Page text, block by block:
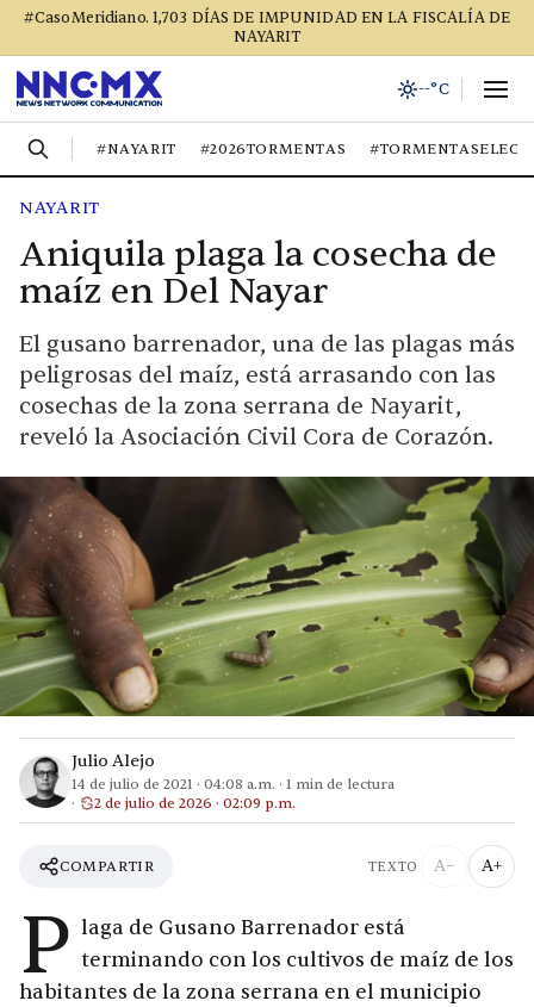
#CasoMeridiano. 1,703 DÍAS DE IMPUNIDAD EN LA FISCALÍA DE
NAYARIT
--°C
#NAYARIT #2026TORMENTAS
NAYARIT
Aniquila plaga la cosecha de
maíz en Del Nayar
El gusano barrenador, una de las plagas más
peligrosas del maíz, está arrasando con las
cosechas de la zona serrana de Nayarit,
reveló la Asociación Civil Cora de Corazón.
Julio Alejo
14 de julio de 2021 · 04:08 a.m. · 1 min de lectura
2 de julio de 2026 · 02:09 p.m.
COMPARTIR TEXTO A− A+
P laga de Gusano Barrenador está
terminando con los cultivos de maíz de los
habitantes de la zona serrana en el municipio